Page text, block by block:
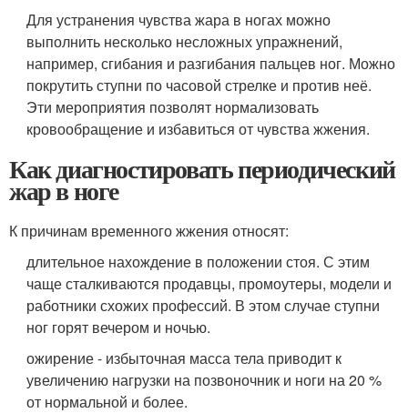
Для устранения чувства жара в ногах можно
выполнить несколько несложных упражнений,
например, сгибания и разгибания пальцев ног. Можно
покрутить ступни по часовой стрелке и против неё.
Эти мероприятия позволят нормализовать
кровообращение и избавиться от чувства жжения.
Как диагностировать периодический
жар в ноге
К причинам временного жжения относят:
длительное нахождение в положении стоя. С этим
чаще сталкиваются продавцы, промоутеры, модели и
работники схожих профессий. В этом случае ступни
ног горят вечером и ночью.
ожирение - избыточная масса тела приводит к
увеличению нагрузки на позвоночник и ноги на 20 %
от нормальной и более.